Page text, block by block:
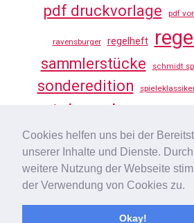
Cookies helfen uns bei der
unserer Inhalte und Dienste.
weitere Nutzung der Webseite
der Verwendung von Cookies zu.
Okay!
pdf druckvorlage pdf
ravensburger regelheft
sammlerstücke schmidt
sonderedition
spielregeln tv
youtube